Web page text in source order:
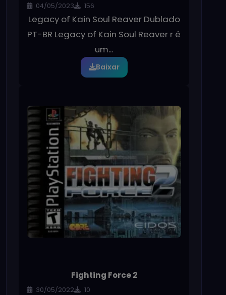
04/05/2023 156
Legacy of Kain Soul Reaver Dublado
PT-BR Legacy of Kain Soul Reaver r é
um...
Baixar
Fighting Force 2
30/05/2022 10